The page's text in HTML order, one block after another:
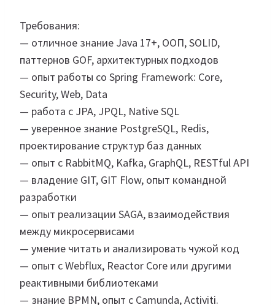
Требования:
— отличное знание Java 17+, ООП, SOLID,
паттернов GOF, архитектурных подходов
— опыт работы со Spring Framework: Core,
Security, Web, Data
— работа с JPA, JPQL, Native SQL
— уверенное знание PostgreSQL, Redis,
проектирование структур баз данных
— опыт с RabbitMQ, Kafka, GraphQL, RESTful API
— владение GIT, GIT Flow, опыт командной
разработки
— опыт реализации SAGA, взаимодействия
между микросервисами
— умение читать и анализировать чужой код
— опыт с Webflux, Reactor Core или другими
реактивными библиотеками
— знание BPMN, опыт с Camunda, Activiti.